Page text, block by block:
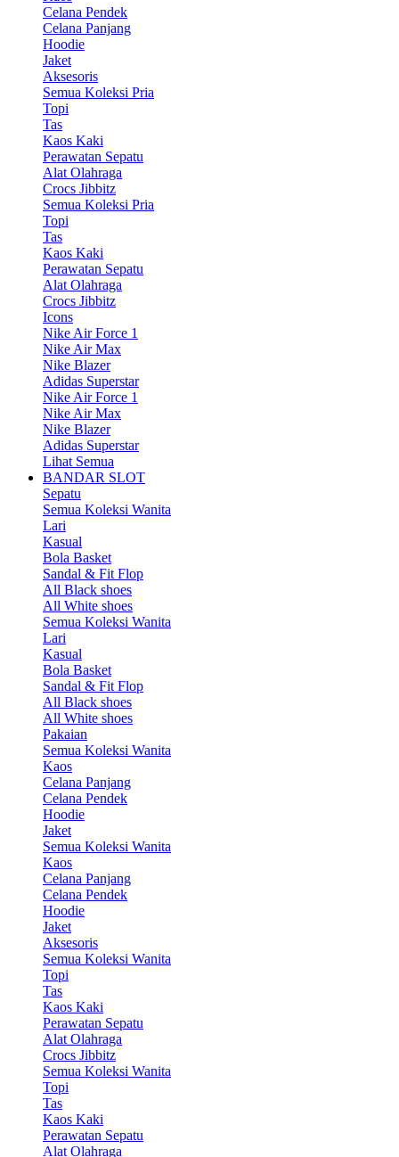
Celana Pendek
Celana Panjang
Hoodie
Jaket
Aksesoris
Semua Koleksi Pria
Topi
Tas
Kaos Kaki
Perawatan Sepatu
Alat Olahraga
Crocs Jibbitz
Semua Koleksi Pria
Topi
Tas
Kaos Kaki
Perawatan Sepatu
Alat Olahraga
Crocs Jibbitz
Icons
Nike Air Force 1
Nike Air Max
Nike Blazer
Adidas Superstar
Nike Air Force 1
Nike Air Max
Nike Blazer
Adidas Superstar
Lihat Semua
BANDAR SLOT
Sepatu
Semua Koleksi Wanita
Lari
Kasual
Bola Basket
Sandal & Fit Flop
All Black shoes
All White shoes
Semua Koleksi Wanita
Lari
Kasual
Bola Basket
Sandal & Fit Flop
All Black shoes
All White shoes
Pakaian
Semua Koleksi Wanita
Kaos
Celana Panjang
Celana Pendek
Hoodie
Jaket
Semua Koleksi Wanita
Kaos
Celana Panjang
Celana Pendek
Hoodie
Jaket
Aksesoris
Semua Koleksi Wanita
Topi
Tas
Kaos Kaki
Perawatan Sepatu
Alat Olahraga
Crocs Jibbitz
Semua Koleksi Wanita
Topi
Tas
Kaos Kaki
Perawatan Sepatu
Alat Olahraga